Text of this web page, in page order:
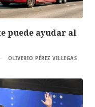
puede ayudar al
OLIVERIO PÉREZ VILLEGAS